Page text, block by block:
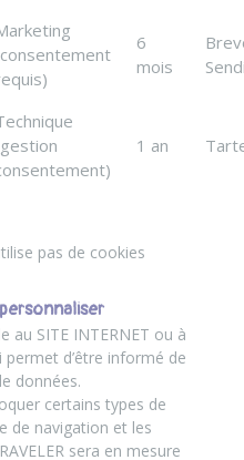
6
mois
1 an
pas de cookies
au SITE INTERNET ou à
permet d’être informé de
données.
certains types de
de navigation et les
sera en mesure